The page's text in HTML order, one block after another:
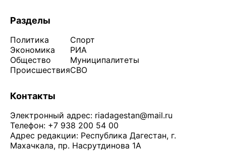
Разделы
Политика
Экономика
Общество
Происшествия
Спорт
РИА
Муниципалитеты
СВО
Контакты
Электронный адрес: riadagestan@mail.ru
Телефон: +7 938 200 54 00
Адрес редакции: Республика Дагестан, г.
Махачкала, пр. Насрутдинова 1А